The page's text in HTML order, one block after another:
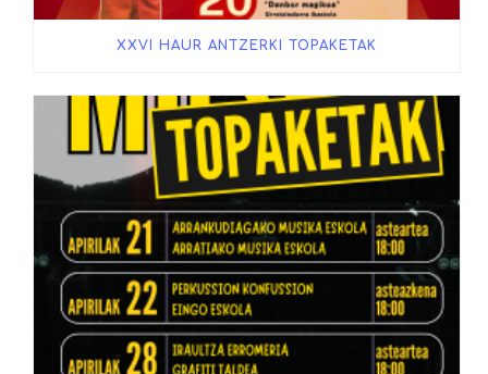
XXVI HAUR ANTZERKI TOPAKETAK